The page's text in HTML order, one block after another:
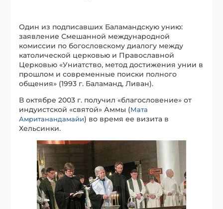
Один из подписавших Баламандскую унию:
заявление Смешанной международной
комиссии по богословскому диалогу между
католической церковью и Православной
Церковью «Униатство, метод достижения унии в
прошлом и современные поиски полного
общения» (1993 г. Баламанд, Ливан).
В октябре 2003 г. получил «благословение» от
индуистской «святой» Аммы (Мата
Амританандамайи) во время ее визита в
Хельсинки.